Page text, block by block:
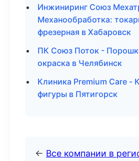
Инжиниринг Союз
Механообработка:
фрезерная в Хабаровск
ПК Союз Поток -
окраска в Челябинск
Клиника Premium Care -
фигуры в Пятигорск
← Все компании в